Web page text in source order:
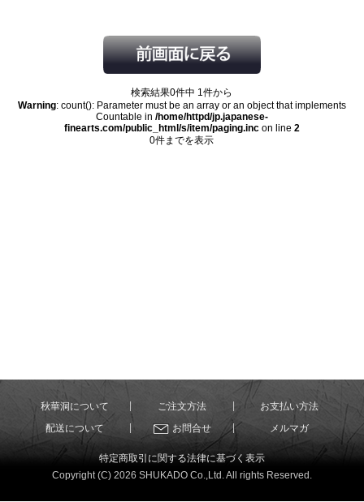
検索結果0件中 1件から
Warning: count(): Parameter must be an array or an object that implements
Countable in /home/httpd/jp.japanese-
finearts.com/public_html/s/item/paging.incon line 2
0件までを表示
秋華洞について ご注文方法
お支払い方法
配送について
お問合せ メルマガ
特定商取引に関する法律に基づく表示
Copyright (C) 2026 SHUKADO Co.,Ltd. All rights Reserved.